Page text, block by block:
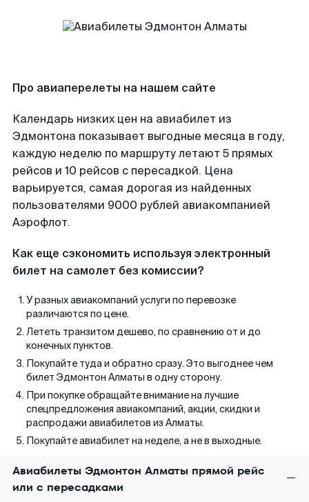
Про авиаперелеты на нашем сайте
Календарь низких цен на авиабилет из
Эдмонтона показывает выгодные месяца в году,
каждую неделю по маршруту летают 5 прямых
рейсов и 10 рейсов с пересадкой. Цена
варьируется, самая дорогая из найденных
пользователями 9000 рублей авиакомпанией
Аэрофлот.
Как еще сэкономить используя электронный
билет на самолет без комиссии?
У разных авиакомпаний услуги по перевозке
различаются по цене.
Лететь транзитом дешево, по сравнению от и до
конечных пунктов.
Покупайте туда и обратно сразу. Это выгоднее чем
билет Эдмонтон Алматы в одну сторону.
При покупке обращайте внимание на лучшие
спецпредложения авиакомпаний, акции, скидки и
распродажи авиабилетов из Алматы.
Покупайте авиабилет на неделе, а не в выходные.
Авиабилеты Эдмонтон Алматы прямой рейс
или с пересадками